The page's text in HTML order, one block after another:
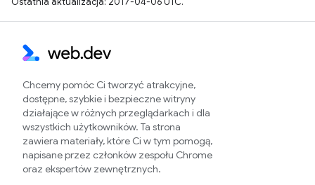
Chcemy pomóc Ci tworzyć atrakcyjne,
dostępne, szybkie i bezpieczne witryny
działające w różnych przeglądarkach i dla
wszystkich użytkowników. Ta strona
zawiera materiały, które Ci w tym pomogą,
napisane przez członków zespołu Chrome
oraz ekspertów zewnętrznych.